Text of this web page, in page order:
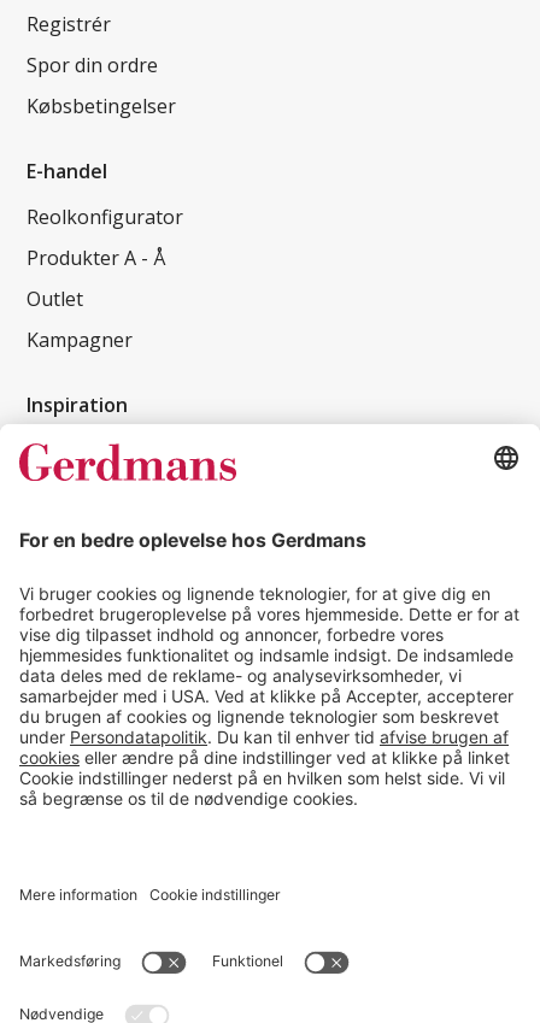
Registrér
Spor din ordre
Købsbetingelser
E-handel
Reolkonfigurator
Produkter A - Å
Outlet
Kampagner
Inspiration
Kundereferencer
Tips & guides
Kontakt
salg@gerdmans.dk
49 18 07 07
Salgsafdeling åbningstider
08.00-16.00
© 2026 Gerdmans Kontor- & Lagerudstyr A/S Alle priser er ekskl.
Cookie indstillinger